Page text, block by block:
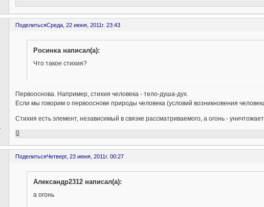
ПоделитьсяСреда, 22 июня, 2011г. 23:43
Росинка написал(а):
Что такое стихия?
Первооснова. Например, стихия человека - тело-душа-дух.
Если мы говорим о первооснове природы человека (условий возникновения
Стихия есть элемент, независимый в связке рассматриваемого, а огонь -
0
ПоделитьсяЧетверг, 23 июня, 2011г. 00:27
Александр2312 написал(а):
а огонь